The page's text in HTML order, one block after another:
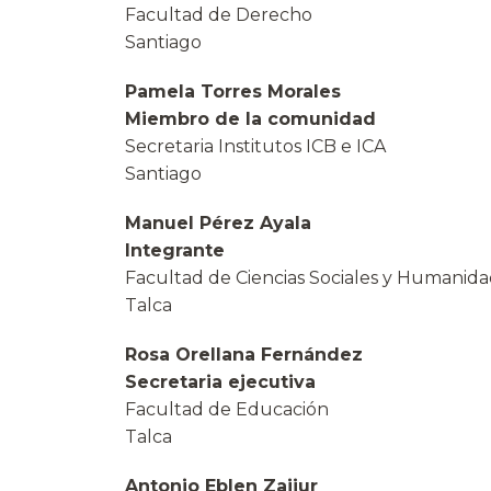
Facultad de Derecho
Santiago
Pamela Torres Morales
Miembro de la comunidad
Secretaria Institutos ICB e ICA
Santiago
Manuel Pérez Ayala
Integrante
Facultad de Ciencias Sociales y
Talca
Rosa Orellana Fernández
Secretaria ejecutiva
Facultad de Educación
Talca
Antonio Eblen Zajjur